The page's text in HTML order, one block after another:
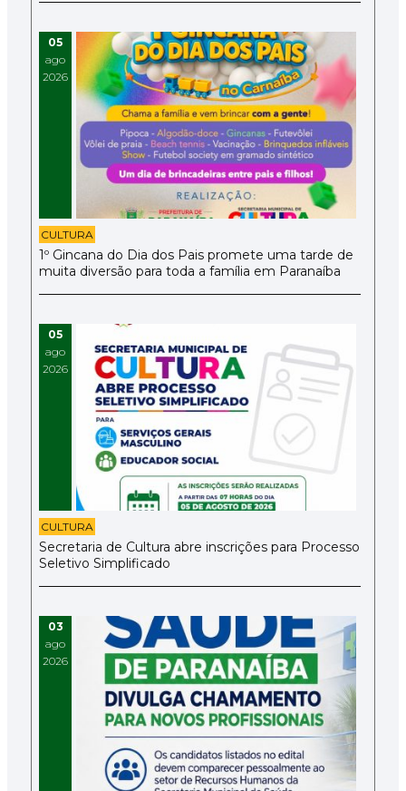
05
ago
2026
CULTURA
1º Gincana do Dia dos Pais promete uma tarde de
muita diversão para toda a família em Paranaíba
05
ago
2026
CULTURA
Secretaria de Cultura abre inscrições para Processo
Seletivo Simplificado
03
ago
2026